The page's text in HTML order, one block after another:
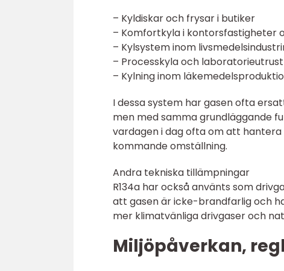
– Kyldiskar och frysar i butiker
– Komfortkyla i kontorsfastigheter
– Kylsystem inom
– Processkyla och
– Kylning inom
I dessa system har gasen ofta
men med samma grundläggande
vardagen i dag ofta om att
kommande omställning.
Andra tekniska tillämpningar
R134a har också använts som
att gasen är icke-brandfarlig och
mer klimatvänliga drivgaser och
Miljöpåverkan,